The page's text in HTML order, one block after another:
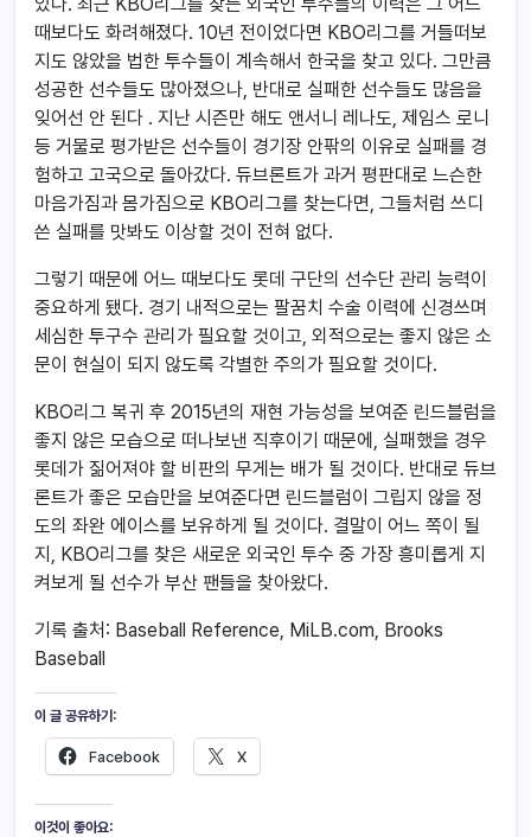
때보다도 화려해졌다. 10년 전이었다면 KBO리그를 거들떠보
지도 않았을 법한 투수들이 계속해서 한국을 찾고 있다. 그만큼
성공한 선수들도 많아졌으나, 반대로 실패한 선수들도 많음을
잊어선 안 된다 . 지난 시즌만 해도 앤서니 레나도, 제임스 로니
등 거물로 평가받은 선수들이 경기장 안팎의 이유로 실패를 경
험하고 고국으로 돌아갔다. 듀브론트가 과거 평판대로 느슨한
마음가짐과 몸가짐으로 KBO리그를 찾는다면, 그들처럼 쓰디
쓴 실패를 맛봐도 이상할 것이 전혀 없다.
그렇기 때문에 어느 때보다도 롯데 구단의 선수단 관리 능력이
중요하게 됐다. 경기 내적으로는 팔꿈치 수술 이력에 신경쓰며
세심한 투구수 관리가 필요할 것이고, 외적으로는 좋지 않은 소
문이 현실이 되지 않도록 각별한 주의가 필요할 것이다.
KBO리그 복귀 후 2015년의 재현 가능성을 보여준 린드블럼을
좋지 않은 모습으로 떠나보낸 직후이기 때문에, 실패했을 경우
롯데가 짊어져야 할 비판의 무게는 배가 될 것이다. 반대로 듀브
론트가 좋은 모습만을 보여준다면 린드블럼이 그립지 않을 정
도의 좌완 에이스를 보유하게 될 것이다. 결말이 어느 쪽이 될
지, KBO리그를 찾은 새로운 외국인 투수 중 가장 흥미롭게 지
켜보게 될 선수가 부산 팬들을 찾아왔다.
기록 출처: Baseball Reference, MiLB.com, Brooks
Baseball
이 글 공유하기:
Facebook X
이것이 좋아요: